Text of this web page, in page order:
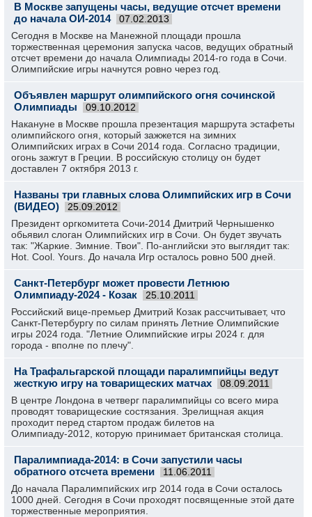
В Москве запущены часы, ведущие отсчет времени
до начала ОИ-2014
07.02.2013
Сегодня в Москве на Манежной площади прошла
торжественная церемония запуска часов, ведущих обратный
отсчет времени до начала Олимпиады 2014-го года в Сочи.
Олимпийские игры начнутся ровно через год.
Объявлен маршрут олимпийского огня сочинской
Олимпиады
09.10.2012
Накануне в Москве прошла презентация маршрута эстафеты
олимпийского огня, который зажжется на зимних
Олимпийских играх в Сочи 2014 года. Согласно традиции,
огонь зажгут в Греции. В российскую столицу он будет
доставлен 7 октября 2013 г.
Названы три главных слова Олимпийских игр в Сочи
(ВИДЕО)
25.09.2012
Президент оргкомитета Сочи-2014 Дмитрий Чернышенко
обьявил слоган Олимпийских игр в Сочи. Он будет звучать
так: "Жаркие. Зимние. Твои". По-английски это выглядит так:
Hot. Cool. Yours. До начала Игр осталось ровно 500 дней.
Санкт-Петербург может провести Летнюю
Олимпиаду-2024 - Козак
25.10.2011
Российский вице-премьер Дмитрий Козак рассчитывает, что
Санкт-Петербургу по силам принять Летние Олимпийские
игры 2024 года. "Летние Олимпийские игры 2024 г. для
города - вполне по плечу".
На Трафальгарской площади паралимпийцы ведут
жесткую игру на товарищеских матчах
08.09.2011
В центре Лондона в четверг паралимпийцы со всего мира
проводят товарищеские состязания. Зрелищная акция
проходит перед стартом продаж билетов на
Олимпиаду-2012, которую принимает британская столица.
Паралимпиада-2014: в Сочи запустили часы
обратного отсчета времени
11.06.2011
До начала Паралимпийских игр 2014 года в Сочи осталось
1000 дней. Сегодня в Сочи проходят посвященные этой дате
торжественные мероприятия.